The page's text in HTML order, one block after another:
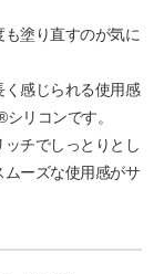
塗り直すのが気に
感じられる使用感
リコンです。
チでしっとりとし
ーズな使用感がサ